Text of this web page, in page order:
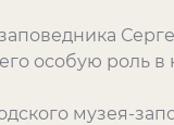
особую роль в
музея-